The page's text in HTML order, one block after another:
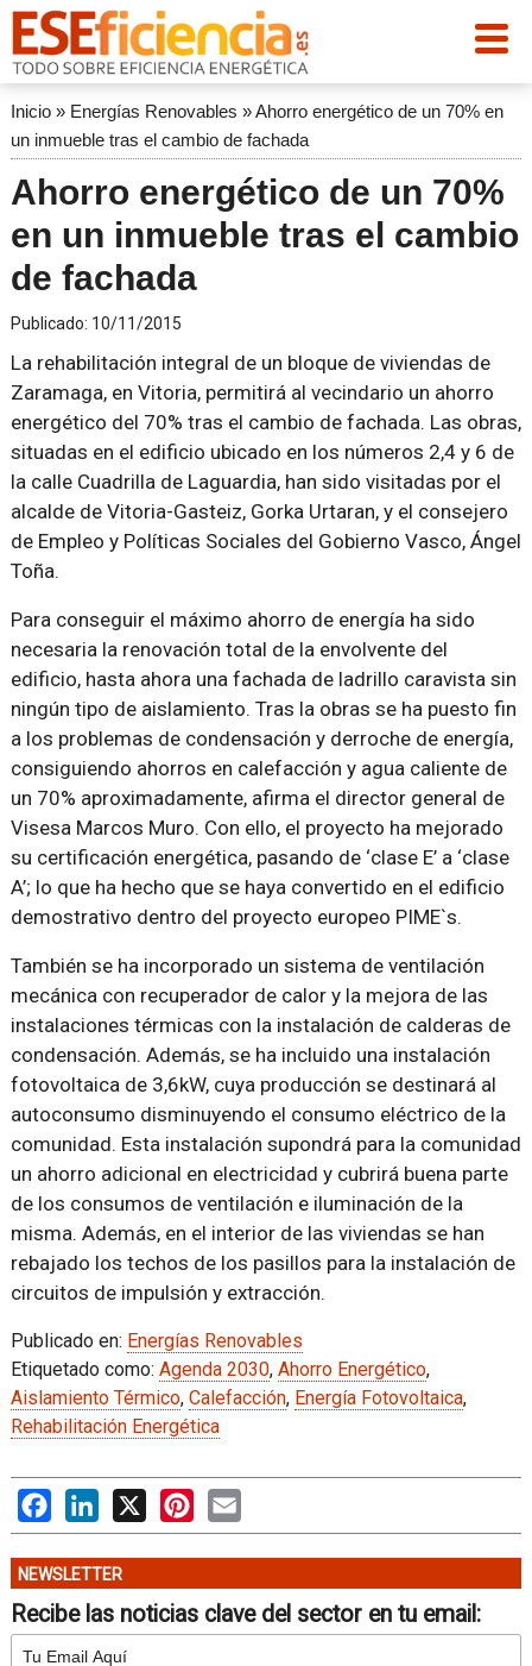
Inicio» Energías Renovables »Ahorro energético de un 70% en
un inmueble tras el cambio de fachada
Ahorro energético de un 70%
en un inmueble tras el cambio
de fachada
Publicado: 10/11/2015
La rehabilitación integral de un bloque de viviendas de
Zaramaga, en Vitoria, permitirá al vecindario un ahorro
energético del 70% tras el cambio de fachada. Las obras,
situadas en el edificio ubicado en los números 2,4 y 6 de
la calle Cuadrilla de Laguardia, han sido visitadas por el
alcalde de Vitoria-Gasteiz, Gorka Urtaran, y el consejero
de Empleo y Políticas Sociales del Gobierno Vasco, Ángel
Toña.
Para conseguir el máximo ahorro de energía ha sido
necesaria la renovación total de la envolvente del
edificio, hasta ahora una fachada de ladrillo caravista sin
ningún tipo de aislamiento. Tras la obras se ha puesto fin
a los problemas de condensación y derroche de energía,
consiguiendo ahorros en calefacción y agua caliente de
un 70% aproximadamente, afirma el director general de
Visesa Marcos Muro. Con ello, el proyecto ha mejorado
su certificación energética, pasando de ‘clase E’ a ‘clase
A’; lo que ha hecho que se haya convertido en el edificio
demostrativo dentro del proyecto europeo PIME`s.
También se ha incorporado un sistema de ventilación
mecánica con recuperador de calor y la mejora de las
instalaciones térmicas con la instalación de calderas de
condensación. Además, se ha incluido una instalación
fotovoltaica de 3,6kW, cuya producción se destinará al
autoconsumo disminuyendo el consumo eléctrico de la
comunidad. Esta instalación supondrá para la comunidad
un ahorro adicional en electricidad y cubrirá buena parte
de los consumos de ventilación e iluminación de la
misma. Además, en el interior de las viviendas se han
rebajado los techos de los pasillos para la instalación de
circuitos de impulsión y extracción.
Publicado en: Energías Renovables
Etiquetado como: Agenda 2030, Ahorro Energético,
Aislamiento Térmico, Calefacción, Energía Fotovoltaica,
Rehabilitación Energética
FacebookLinkedIn
X PinterestEmail
NEWSLETTER
Recibe las noticias clave del sector en tu email: